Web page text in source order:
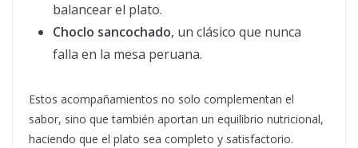
balancear el plato.
Choclo sancochado, un clásico que nunca
falla en la mesa peruana.
Estos acompañamientos no solo complementan el
sabor, sino que también aportan un equilibrio nutricional,
haciendo que el plato sea completo y satisfactorio.